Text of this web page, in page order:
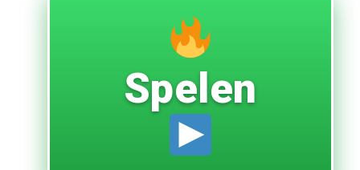
Spelen